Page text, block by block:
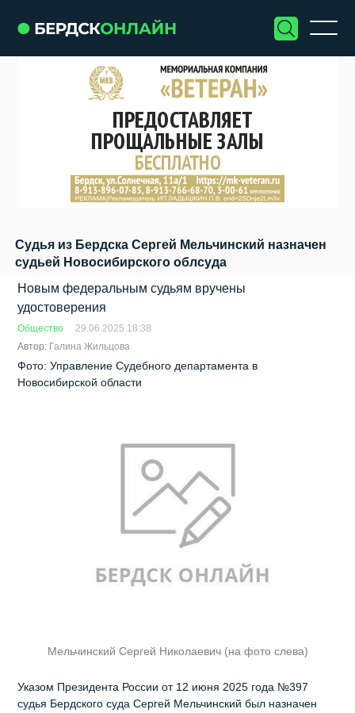
Судья из Бердска Сергей Мельчинский назначен
судьей Новосибирского облсуда
Новым федеральным судьям вручены
удостоверения
Общество
29.06.2025 18:38
Автор: Галина Жильцова
Фото: Управление Судебного департамента в
Новосибирской области
Мельчинский Сергей Николаевич (на фото слева)
Указом Президента России от 12 июня 2025 года №397
судья Бердского суда Сергей Мельчинский был назначен